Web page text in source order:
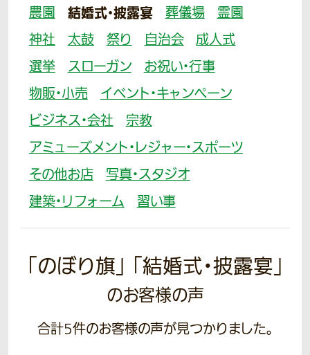
農園
結婚式・披露宴 葬儀場
霊園
神社
太鼓 祭り 自治会
成人式
選挙
スローガン
お祝い・行事
物販・小売
イベント・キャンペーン
ビジネス・会社
宗教
アミューズメント・レジャー・スポーツ
その他お店
写真・スタジオ
建築・リフォーム
習い事
「のぼり旗」 「結婚式・披露宴」
のお客様の声
合計5件のお客様の声が見つかりました。